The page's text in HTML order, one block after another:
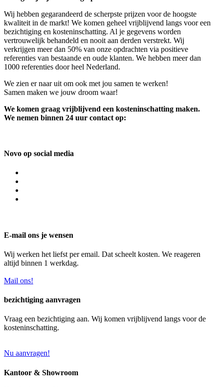
Wij hebben gegarandeerd de scherpste prijzen voor de hoogste
kwaliteit in de markt! We komen geheel vrijblijvend langs voor een
bezichtiging en kosteninschatting. Al je gegevens worden
vertrouwelijk behandeld en nooit aan derden verstrekt. Wij
verkrijgen meer dan 50% van onze opdrachten via positieve
referenties van bestaande en oude klanten. We hebben meer dan
1000 referenties door heel Nederland.
We zien er naar uit om ook met jou samen te werken!
Samen maken we jouw droom waar!
We komen graag vrijblijvend een kosteninschatting maken.
We nemen binnen 24 uur contact op:
Novo op social media
E-mail ons je wensen
Wij werken het liefst per email. Dat scheelt kosten. We reageren
altijd binnen 1 werkdag.
Mail ons!
bezichtiging aanvragen
Vraag een bezichtiging aan. Wij komen vrijblijvend langs voor de
kosteninschatting.
Nu aanvragen!
Kantoor & Showroom